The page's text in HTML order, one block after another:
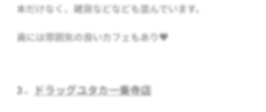
本だけなく、雑貨などなども並んでいます。
奥には雰囲気の良いカフェもあり♥
3． ドラッグユタカ一乗寺店